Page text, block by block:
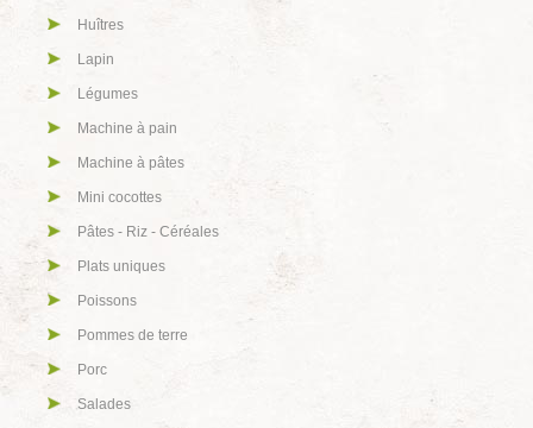
Huîtres
Lapin
Légumes
Machine à pain
Machine à pâtes
Mini cocottes
Pâtes - Riz - Céréales
Plats uniques
Poissons
Pommes de terre
Porc
Salades